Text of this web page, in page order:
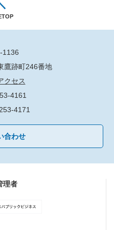
1136
鷹跡町246番地
クセス
4161
4171
合わせ
理者